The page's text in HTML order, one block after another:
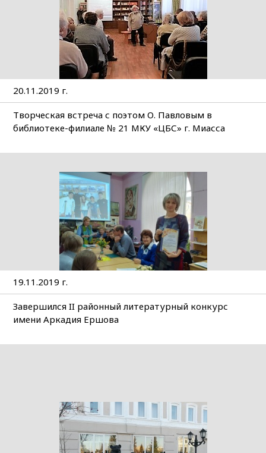
20.11.2019 г.
Творческая встреча с поэтом О. Павловым в
библиотеке-филиале № 21 МКУ «ЦБС» г. Миасса
19.11.2019 г.
Завершился II районный литературный конкурс
имени Аркадия Ершова